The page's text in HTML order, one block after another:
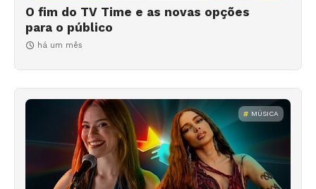
O fim do TV Time e as novas opções
para o público
há um mês
MÚSICA